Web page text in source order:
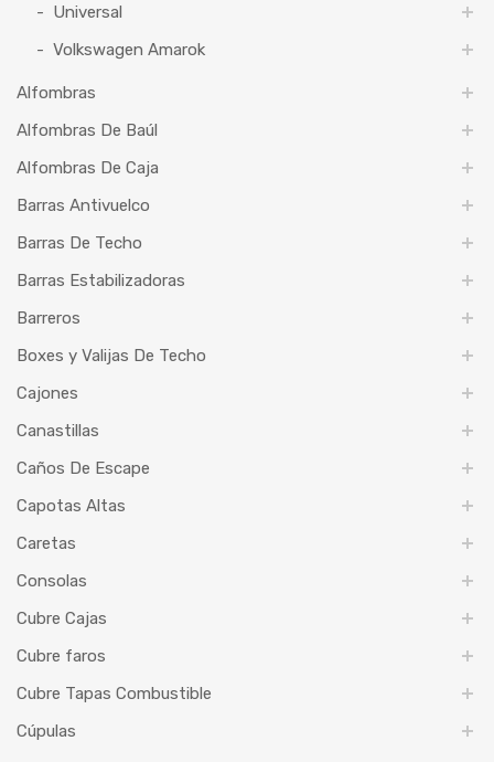
Universal
Volkswagen Amarok
Alfombras
Alfombras De Baúl
Alfombras De Caja
Barras Antivuelco
Barras De Techo
Barras Estabilizadoras
Barreros
Boxes y Valijas De Techo
Cajones
Canastillas
Caños De Escape
Capotas Altas
Caretas
Consolas
Cubre Cajas
Cubre faros
Cubre Tapas Combustible
Cúpulas